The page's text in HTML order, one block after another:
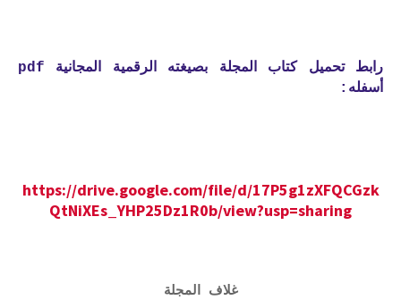
رابط تحميل كتاب المجلة بصيغته الرقمية المجانية pdf
أسفله:
https://drive.google.com/file/d/17P5g1zXFQCGzk
QtNiXEs_YHP25Dz1R0b/view?usp=sharing
غلاف المجلة